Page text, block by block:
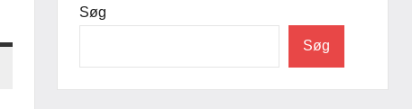
Søg
Søg